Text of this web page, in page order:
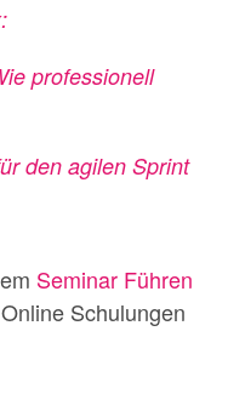
professionell
den agilen Sprint
Seminar Führen
Schulungen